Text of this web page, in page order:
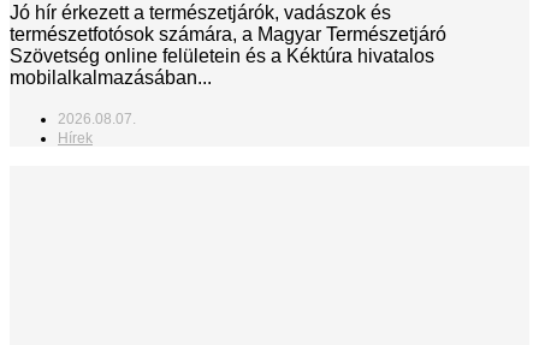
Jó hír érkezett a természetjárók, vadászok és
természetfotósok számára, a Magyar Természetjáró
Szövetség online felületein és a Kéktúra hivatalos
mobilalkalmazásában...
2026.08.07.
Hírek